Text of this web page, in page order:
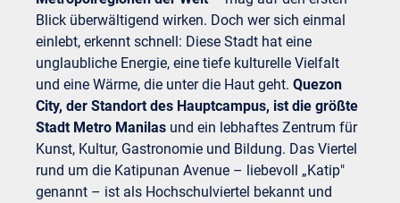
Blick überwältigend wirken. Doch wer sich einmal
einlebt, erkennt schnell: Diese Stadt hat eine
unglaubliche Energie, eine tiefe kulturelle Vielfalt
und eine Wärme, die unter die Haut geht. Quezon
City, der Standort des Hauptcampus, ist die größte
Stadt Metro Manilas und ein lebhaftes Zentrum für
Kunst, Kultur, Gastronomie und Bildung. Das Viertel
rund um die Katipunan Avenue – liebevoll „Katip"
genannt – ist als Hochschulviertel bekannt und